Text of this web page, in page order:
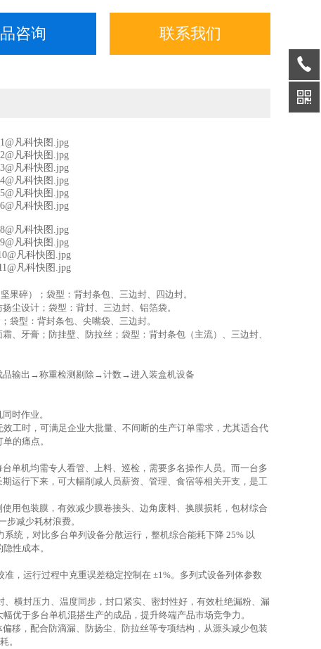
咨询 联系我们
果碎）；袋型：背封条包、三边封、四边封。
尘设计；袋型：背封、三边封、铝箔袋。
袋型：背封条包、尖嘴袋、三边封。
、牙膏；防挂壁、防拉丝；袋型：背封条包（主流）、三边封、
输出→称重检测剔除→计数→进入装盒机设备
时作业。
工时，可满足企业大批量、不间断的生产订单需求，尤其适合代
的痛点。
单机均需专人看管、上料、巡检，需要多名操作人员。而一台多
运行下来，可大幅削减人员薪资、管理、食宿等相关开支，是工
用包装膜，有效减少膜卷接头、边角废料、换膜损耗，包材综合
减少耗材浪费。
统，对比多台单列设备分散运行，整机综合能耗下降 25% 以
性成本。
，运行过程中克重误差稳定控制在 ±1%。多列式设备列体参数
横封压力、温度同步，封口紧实、密封性好，有效杜绝漏粉、漏
优于多台单机混搭生产的成品，提升终端产品市场竞争力。
移，配合防滴漏、防扬尘、防拉丝等专项结构，从源头减少包装
。